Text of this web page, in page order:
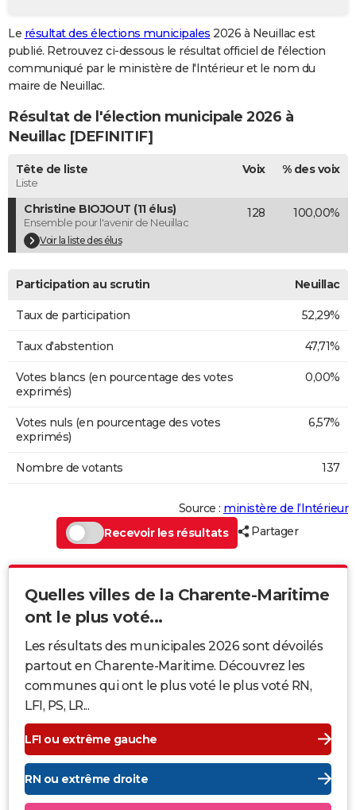
GUIDES D'ACHAT
BONS PLANS
CARTE DE VOEUX
Carte de Noël
Carte Bonne année
Carte Saint-Valentin
Carte Pâques
Carte d'anniversaire
DICTIONNAIRE
Dictionnaire
Biographies
Citations
Expressions
Proverbes
PROGRAMME TV
COPAINS D'AVANT
S'inscrire
Se connecter
Lycées
Collèges
Primaires
Universités
Entreprises
Service militaire
Avis de recherche
AVIS DE DÉCÈS
FORUM
Le résultat des élections municipales 2026 à Neuillac est
publié. Retrouvez ci-dessous le résultat officiel de l'élection
communiqué par le ministère de l'Intérieur et le nom du
maire de Neuillac.
Résultat de l'élection municipale 2026 à
Neuillac [DEFINITIF]
Tête de liste
Liste
Voix % des voix
Christine BIOJOUT (11 élus)
Ensemble pour l'avenir de Neuillac
Voir la liste des élus
128 100,00%
Participation au scrutin Neuillac
Taux de participation 52,29%
Taux d'abstention 47,71%
Votes blancs (en pourcentage des votes
exprimés)
0,00%
Votes nuls (en pourcentage des votes
exprimés)
6,57%
Nombre de votants 137
Source : ministère de l’Intérieur
Recevoir les résultats
Partager
Quelles villes de la Charente-Maritime
ont le plus voté...
Les résultats des municipales 2026 sont dévoilés
partout en Charente-Maritime. Découvrez les
communes qui ont le plus voté le plus voté RN,
LFI, PS, LR...
LFI ou extrême gauche
RN ou extrême droite